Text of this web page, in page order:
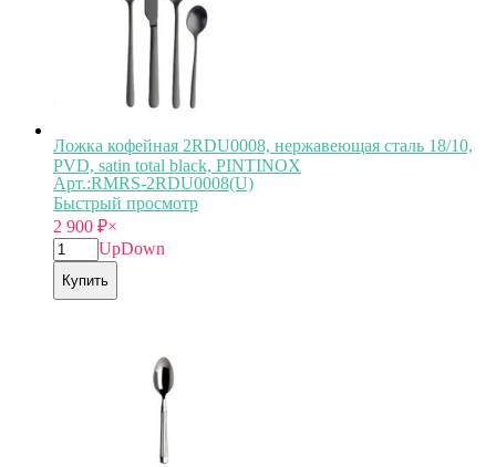
Ложка кофейная 2RDU0008, нержавеющая сталь 18/10,
PVD, satin total black, PINTINOX
Арт.:RMRS-2RDU0008(U)
Быстрый просмотр
2 900 ₽×
UpDown
Купить